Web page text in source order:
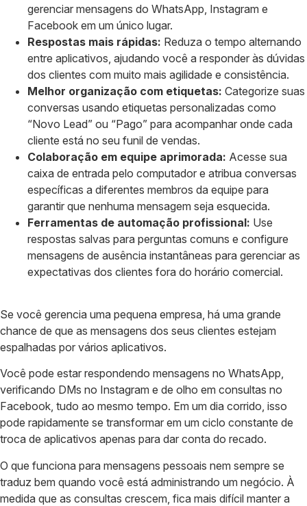
gerenciar mensagens do WhatsApp, Instagram e
Facebook em um único lugar.
Respostas mais rápidas: Reduza o tempo alternando
entre aplicativos, ajudando você a responder às dúvidas
dos clientes com muito mais agilidade e consistência.
Melhor organização com etiquetas: Categorize suas
conversas usando etiquetas personalizadas como
“Novo Lead” ou “Pago” para acompanhar onde cada
cliente está no seu funil de vendas.
Colaboração em equipe aprimorada: Acesse sua
caixa de entrada pelo computador e atribua conversas
específicas a diferentes membros da equipe para
garantir que nenhuma mensagem seja esquecida.
Ferramentas de automação profissional: Use
respostas salvas para perguntas comuns e configure
mensagens de ausência instantâneas para gerenciar as
expectativas dos clientes fora do horário comercial.
Se você gerencia uma pequena empresa, há uma grande
chance de que as mensagens dos seus clientes estejam
espalhadas por vários aplicativos.
Você pode estar respondendo mensagens no WhatsApp,
verificando DMs no Instagram e de olho em consultas no
Facebook, tudo ao mesmo tempo. Em um dia corrido, isso
pode rapidamente se transformar em um ciclo constante de
troca de aplicativos apenas para dar conta do recado.
O que funciona para mensagens pessoais nem sempre se
traduz bem quando você está administrando um negócio. À
medida que as consultas crescem, fica mais difícil manter a